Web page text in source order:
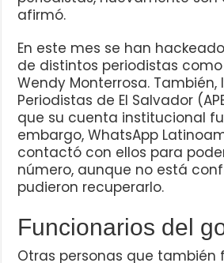
afirmó.
En este mes se han
de distintos periodistas como
Wendy Monterrosa.
Periodistas de El Salvador
que su cuenta institucional
embargo, WhatsApp
contactó con ellos para
número, aunque no está
pudieron recuperarlo.
Funcionarios del
Otras personas que también